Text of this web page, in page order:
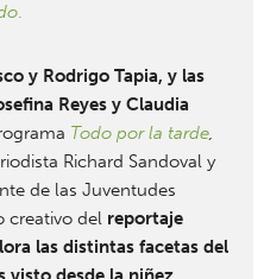
.
y Rodrigo Tapia, y las
Reyes y Claudia
Todo por la tarde,
Richard Sandoval y
de las Juventudes
creativo del reportaje
las distintas facetas del